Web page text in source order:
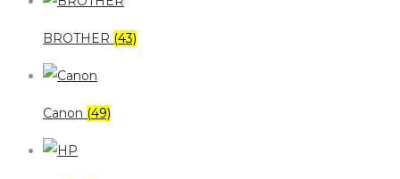
BROTHER (43)
Canon (49)